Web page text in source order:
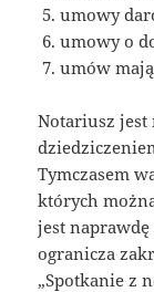
umowy
umowy o
umów
Notariusz jest
Tymczasem
których
jest
ogranicza
„Spotkanie z